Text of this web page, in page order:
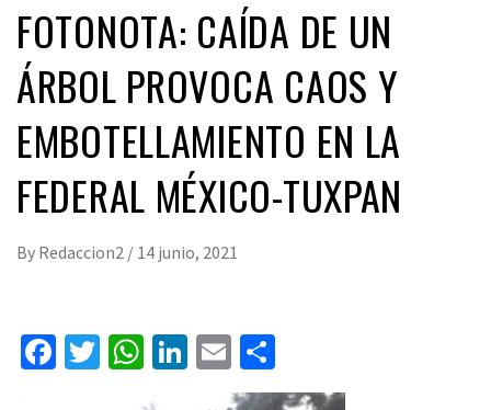
FOTONOTA: CAÍDA DE UN
ÁRBOL PROVOCA CAOS Y
EMBOTELLAMIENTO EN LA
FEDERAL MÉXICO-TUXPAN
By Redaccion2 / 14 junio, 2021
Facebook
Twitter
WhatsApp
LinkedIn
Email